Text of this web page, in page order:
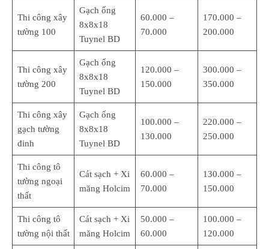
Thi công xây
tường 100
Gạch ống
8x8x18
Tuynel BD
60.000 –
70.000
170.000 –
200.000
Thi công xây
tường 200
Gạch ống
8x8x18
Tuynel BD
120.000 –
150.000
300.000 –
350.000
Thi công xây
gạch tường
đinh
Gạch ống
8x8x18
Tuynel BD
100.000 –
130.000
220.000 –
250.000
Thi công tô
tường ngoại
thất
Cát sạch + Xi
măng Holcim
60.000 –
70.000
130.000 –
150.000
Thi công tô
tường nội thất
Cát sạch + Xi
măng Holcim
50.000 –
60.000
100.000 –
120.000